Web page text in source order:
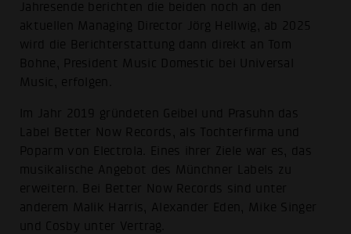
Jahresende berichten die beiden noch an den
aktuellen Managing Director Jörg Hellwig, ab 2025
wird die Berichterstattung dann direkt an Tom
Bohne, President Music Domestic bei Universal
Music, erfolgen.
Im Jahr 2019 gründeten Geibel und Prasuhn das
Label Better Now Records, als Tochterfirma und
Poparm von Electrola. Eines ihrer Ziele war es, das
musikalische Angebot des Münchner Labels zu
erweitern. Bei Better Now Records sind unter
anderem Malik Harris, Alexander Eden, Mike Singer
und Cosby unter Vertrag.